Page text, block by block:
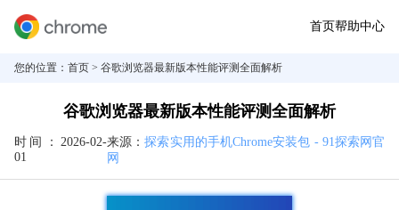
首页帮助中心
您的位置： 首页 > 谷歌浏览器最新版本性能评测全面解析
谷歌浏览器最新版本性能评测全面解析
时间： 2026-02-
01
来源：探索实用的手机Chrome安装包 - 91探索网官
网